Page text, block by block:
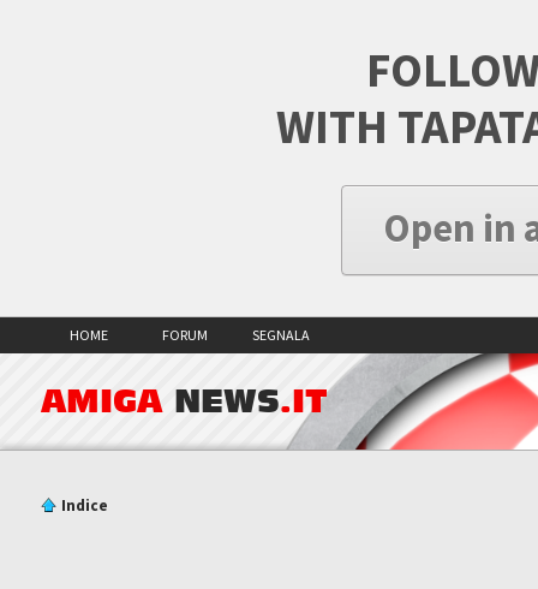
WITH
Open in
HOME FORUM SEGNALA
AMIGA NEWS.IT
Indice